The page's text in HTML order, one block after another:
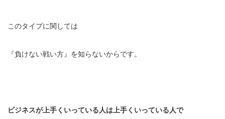
このタイプに関しては
『負けない戦い方』を知らないからです。
ビジネスが上手くいっている人は上手くいっている人で